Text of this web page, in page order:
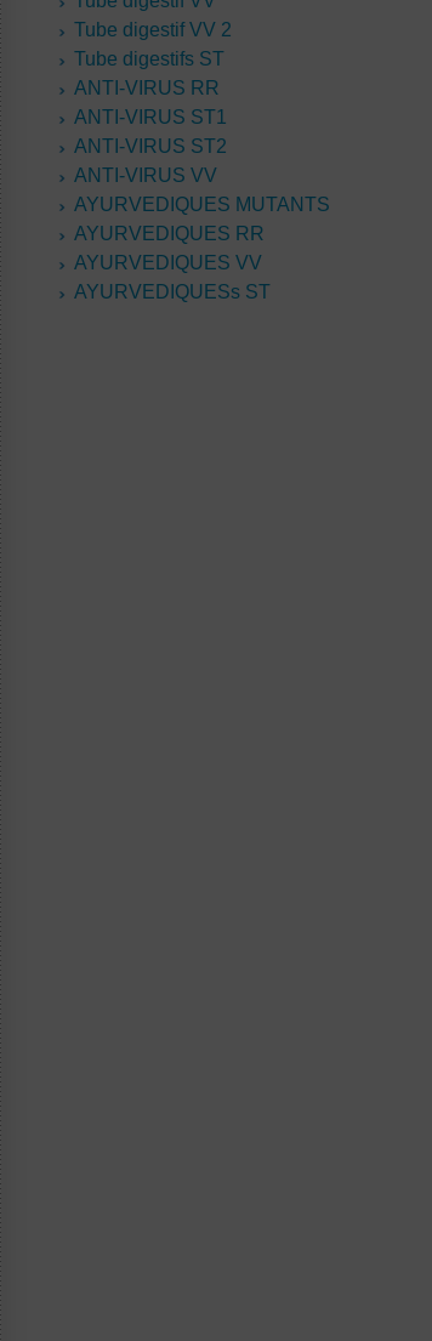
Tube digestif VV 2
Tube digestifs ST
ANTI-VIRUS RR
ANTI-VIRUS ST1
ANTI-VIRUS ST2
ANTI-VIRUS VV
AYURVEDIQUES MUTANTS
AYURVEDIQUES RR
AYURVEDIQUES VV
AYURVEDIQUESs ST